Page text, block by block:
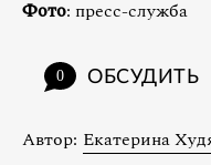
Фото: пресс-служба
0 ОБСУДИТЬ
Автор: Екатерина